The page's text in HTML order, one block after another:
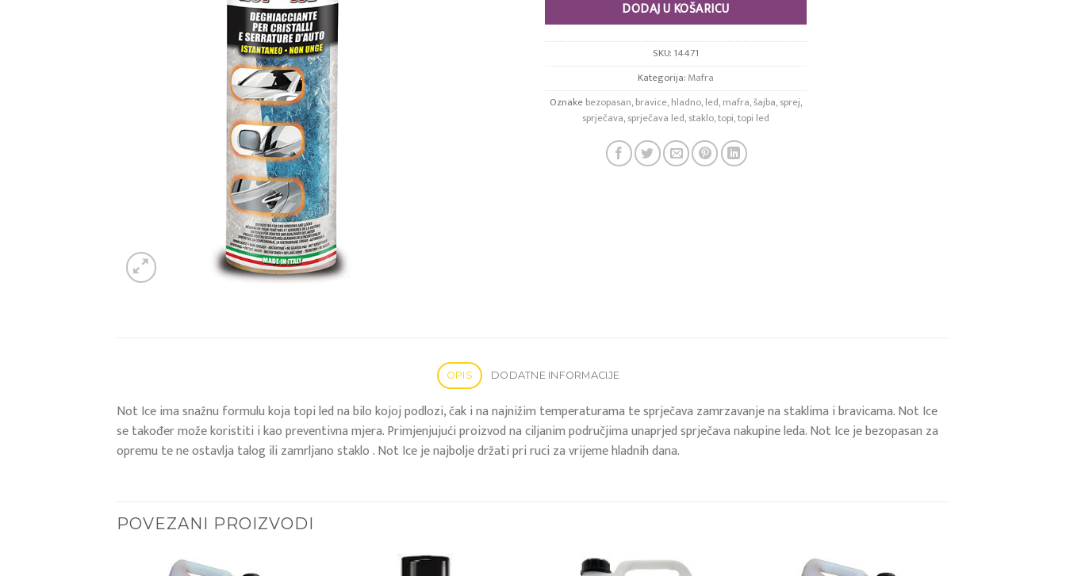
DODAJ U KOŠARICU
SKU:14471
Kategorija:Mafra
Oznakebezopasan,bravice,hladno,led,mafra,šajba,sprej,
sprječava,sprječava led,staklo,topi,topi led
OPIS DODATNE INFORMACIJE
Not Ice ima snažnu formulu koja topi led na bilo kojoj podlozi, čak i na najnižim temperaturama te sprječava zamrzavanje na staklima i bravicama. Not Ice
se također može koristiti i kao preventivna mjera. Primjenjujući proizvod na ciljanim područjima unaprjed sprječava nakupine leda. Not Ice je bezopasan za
opremu te ne ostavlja talog ili zamrljano staklo . Not Ice je najbolje držati pri ruci za vrijeme hladnih dana.
POVEZANI PROIZVODI